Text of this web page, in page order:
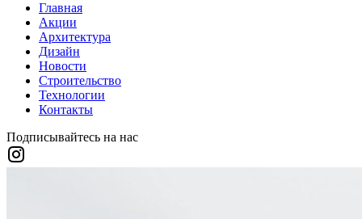
Главная
Акции
Архитектура
Дизайн
Новости
Строительство
Технологии
Контакты
Подписывайтесь на нас